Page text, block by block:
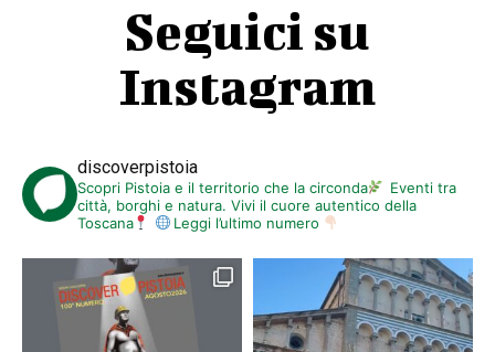
Seguici su
Instagram
discoverpistoia
Scopri Pistoia e il territorio che la circonda
Eventi tra
città, borghi e natura. Vivi il cuore autentico della
Toscana
Leggi l’ultimo numero